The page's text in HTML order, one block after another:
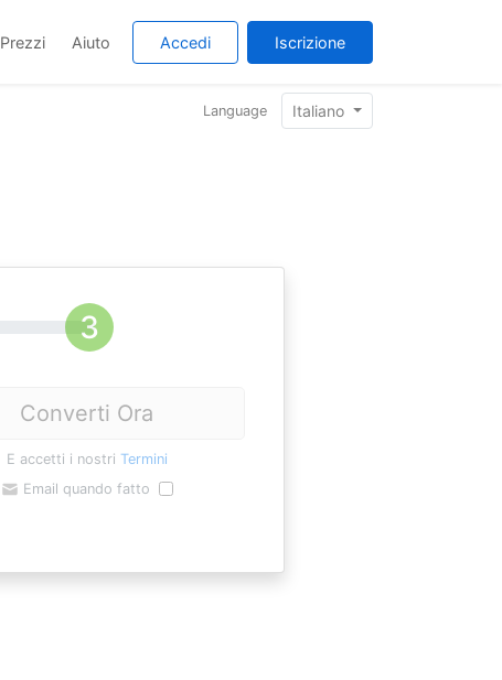
Prezzi Aiuto Accedi Iscrizione
Language Italiano
Converti Ora
E accetti i nostri Termini
Email quando fatto